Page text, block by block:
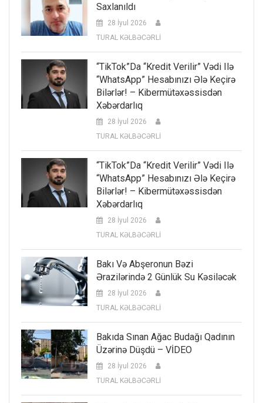
Saxlanıldı
28 İyul 2026
TURAL KƏLBƏCƏRLİ
“TikTok”da “kredit Verilir” Vədi Ilə
“WhatsApp” Hesabınızı Ələ Keçirə
Bilərlər! – Kibermütəxəssisdən
Xəbərdarlıq
28 İyul 2026
TURAL KƏLBƏCƏRLİ
“TikTok”da “kredit Verilir” Vədi Ilə
“WhatsApp” Hesabınızı Ələ Keçirə
Bilərlər! – Kibermütəxəssisdən
Xəbərdarlıq
28 İyul 2026
TURAL KƏLBƏCƏRLİ
Bakı Və Abşeronun Bəzi
Ərazilərində 2 Günlük Su Kəsiləcək
28 İyul 2026
TURAL KƏLBƏCƏRLİ
Bakıda Sınan Ağac Budağı Qadının
Üzərinə Düşdü – VİDEO
28 İyul 2026
TURAL KƏLBƏCƏRLİ